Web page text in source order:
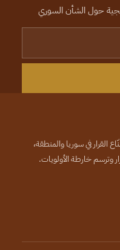
حول الشأن السوري
في سوريا والمنطقة،
وترسم خارطة الأولويات.